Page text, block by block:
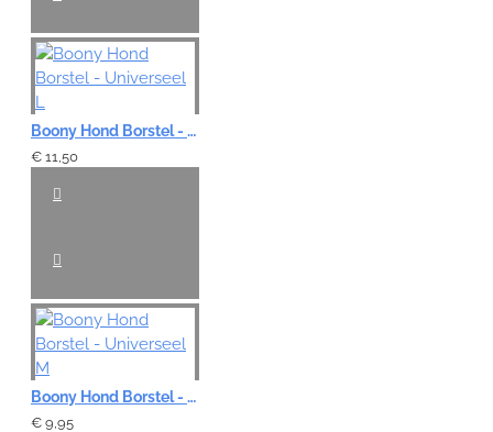
Boony Hond Borstel - Universeel L
€ 11,50
Boony Hond Borstel - Universeel M
€ 9,95